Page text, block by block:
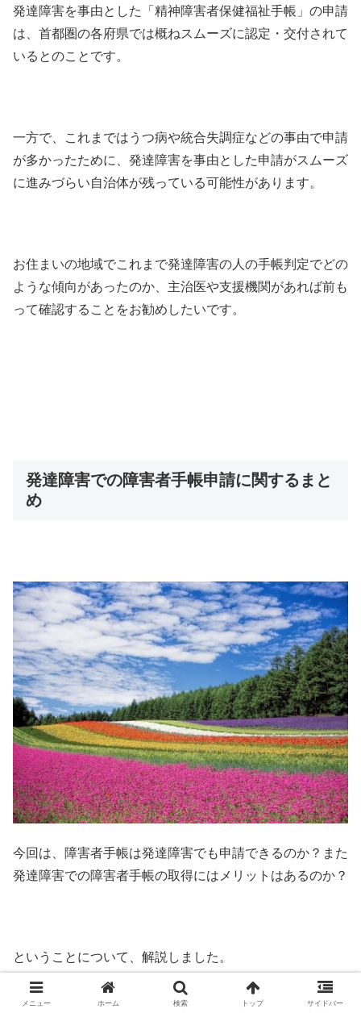
発達障害を事由とした「精神障害者保健福祉手帳」の申請
は、首都圏の各府県では概ねスムーズに認定・交付されて
いるとのことです。
一方で、これまではうつ病や統合失調症などの事由で申請
が多かったために、発達障害を事由とした申請がスムーズ
に進みづらい自治体が残っている可能性があります。
お住まいの地域でこれまで発達障害の人の手帳判定でどの
ような傾向があったのか、主治医や支援機関があれば前も
って確認することをお勧めしたいです。
発達障害での障害者手帳申請に関するまと
め
今回は、障害者手帳は発達障害でも申請できるのか？また
発達障害での障害者手帳の取得にはメリットはあるのか？
ということについて、解説しました。
メニュー ホーム 検索 トップ サイドバー